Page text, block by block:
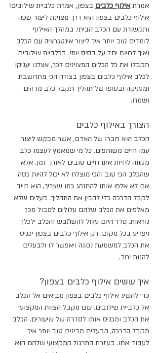
אמרת אילוף כלבים בצפון, אמרת כלביית שילובים!
אילוף כלבים בצפון הוא דרך מצוינת ליצור שפה
ותקשורת עם הכלב הביתי. במהלך האילוף
לומדים טוב יותר איך ליצור אינטגרציה עם הכלב
ואיך לחיות יחד על בסיס יומי. בכלביית שילובים
תקבלו את כל הכלים המצוינים לכך, אצלנו יעניקו
לכלב אילוף כלבים בצפון בצורה הכי מתחשבת
ומעניקה ובסופו של תהליך תקבל כלב מדהים
ושמח.
הצורך באילוף כלבים
הכלב הוא חברו של האדם, אשר מבקש ליצור
עמו חיים משותפים. כל מי שמאמץ לעצמו כלב
מקווה לחיות אתו חיים טובים לאורך זמן. אלא
שהכלב הכי טוב והכי מוצלח לא יכול להיות כסה
אם לא אלפו אותו להתנהג כמו שצריך, הוא חייב
לקבל הדרכה כדי להבין את התהליך. בעלים שלא
מאלפים את הכלב שלהם עלולים לסבול מכך
נוראות. סדר היום עלול להשתבש והכלב ילכלך
ויפריע בכל מקום. רק אילוף כלבים בצפון יכניס
את הכלב למשמעת נכונה ויאפשר לו ולבעלים
להנות יחד.
איך עושים אילוף כלבים בצפון?
כדי להשיג אילוף כלבים בצפון מביאים אל הכלב
אל כלביית שילובים. שם מקבל הצוות המקצועי
את הכלב ומכניס אותו לסדרה של שיעורים. הכלב
מקבל הדרכה, הבעלים מבינים טוב יותר איך
לעבוד אתו. בעזרת התרגול המקצועי שלהם הוא